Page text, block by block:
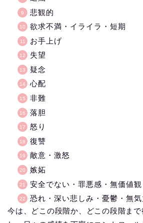
悲観的
欲求不満・イライラ・短期
お手上げ
失望
疑念
心配
非難
落胆
怒り
復讐
敵意・激怒
嫉妬
安全でない・罪悪感・無価値観
恐れ・深い悲しみ・憂鬱・無気
今は、どこの段階か、どこの段階ま